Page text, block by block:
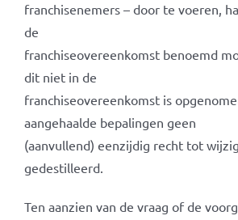
franchisenemers – door te voeren,
de
franchiseovereenkomst benoemd
dit niet in de
franchiseovereenkomst is
aangehaalde bepalingen geen
(aanvullend) eenzijdig recht tot
gedestilleerd.
Ten aanzien van de vraag of de